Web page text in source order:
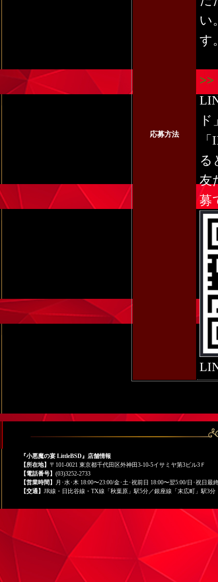
応募方法
い
す
>>
る
友
募
『小悪魔の宴 LittleBSD』店舗情報
【所在地】 〒101-0021 東京都千代田区外神田3-10-5イサミヤ第3ビル3Ｆ
【電話番号】 (03)3252-2733
【営業時間】
月･水･木 18:00〜23:00/金･土･祝前日 18:00〜翌5:00/日･祝日最
【交通】 JR線・日比谷線・TX線「秋葉原」駅5分／銀座線「末広町」駅3分